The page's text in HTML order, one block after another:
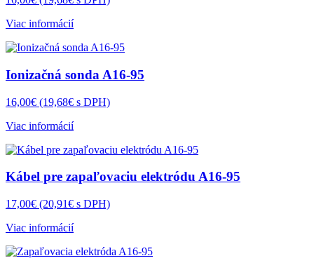
Viac informácií
Ionizačná sonda A16-95
16,00€ (19,68€ s DPH)
Viac informácií
Kábel pre zapaľovaciu elektródu A16-95
17,00€ (20,91€ s DPH)
Viac informácií